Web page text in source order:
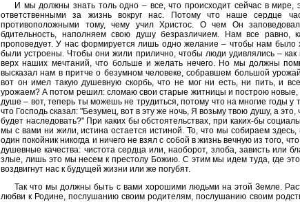
И мы должны знать толь одно – все, что происходит сейчас в мире,
ответственными за жизнь вокруг нас. Потому что наше сердце
противоположными тому, чему учил Христос. О чем Он
бдительность, наполняем свою душу безразличием. Нам все равно,
проповедует. У нас формируется лишь одно желание – чтобы нам
были устроены. Чтобы они жили прилично, чтобы люди удивлялись –
верх наших мечтаний, что больше и желать нечего. Но мы должны
высказал нам в притче о безумном человеке, собравшем большой
вот он имел такую душевную скорбь, что не мог ни есть, ни пить, и
урожаем? А потом решил: сломаю свои старые житницы и построю новые,
душе – вот, теперь ты можешь не трудиться, потому что на многие годы у
что Господь сказал: "Безумец, вот в эту же ночь, Я возьму твою душу, а
будет наследовать?" При каких бы обстоятельствах, при каких-бы
мы с вами ни жили, истина остается истиной. То, что мы собираем
один покойник никогда и ничего не взял с собой в жизнь вечную из того,
душевные качества: чистота сердца или, наоборот, злоба, зависть или
злые, лишь это мы несем к престолу Божию. С этим мы идем туда, где
воздвигнут нас к будущей жизни или же погубят.
Так что мы должны быть с вами хорошими людьми на этой Земле.
любви к Родине, послушанию своим родителям, послушанию своим